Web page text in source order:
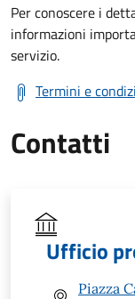
Per conoscere i
informazioni
servizio.
Termini e
Contatti
Ufficio
Piazza